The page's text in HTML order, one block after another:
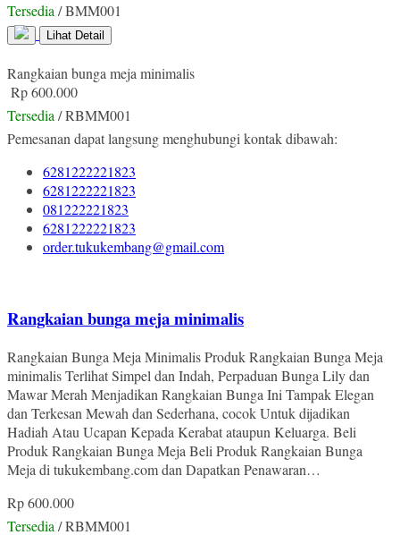
Tersedia/ BMM001
Lihat Detail
Rangkaian bunga meja minimalis
Rp 600.000
Tersedia/ RBMM001
Pemesanan dapat langsung menghubungi kontak dibawah:
6281222221823
6281222221823
081222221823
6281222221823
order.tukukembang@gmail.com
Rangkaian bunga meja minimalis
Rangkaian Bunga Meja Minimalis Produk Rangkaian Bunga Meja
minimalis Terlihat Simpel dan Indah, Perpaduan Bunga Lily dan
Mawar Merah Menjadikan Rangkaian Bunga Ini Tampak Elegan
dan Terkesan Mewah dan Sederhana, cocok Untuk dijadikan
Hadiah Atau Ucapan Kepada Kerabat ataupun Keluarga. Beli
Produk Rangkaian Bunga Meja Beli Produk Rangkaian Bunga
Meja di tukukembang.com dan Dapatkan Penawaran…
Rp 600.000
Tersedia / RBMM001